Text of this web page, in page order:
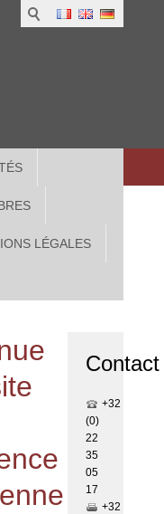
LÉGALES
in
Contact
+32
(0)
22
35
05
17
+32